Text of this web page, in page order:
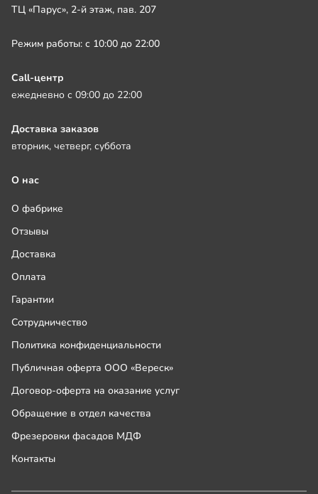
ТЦ «Парус», 2-й этаж, пав. 207
Режим работы: с 10:00 до 22:00
Call-центр
ежедневно с 09:00 до 22:00
Доставка заказов
вторник, четверг, суббота
О нас
О фабрике
Отзывы
Доставка
Оплата
Гарантии
Сотрудничество
Политика конфиденциальности
Публичная оферта ООО «Вереск»
Договор-оферта на оказание услуг
Обращение в отдел качества
Фрезеровки фасадов МДФ
Контакты